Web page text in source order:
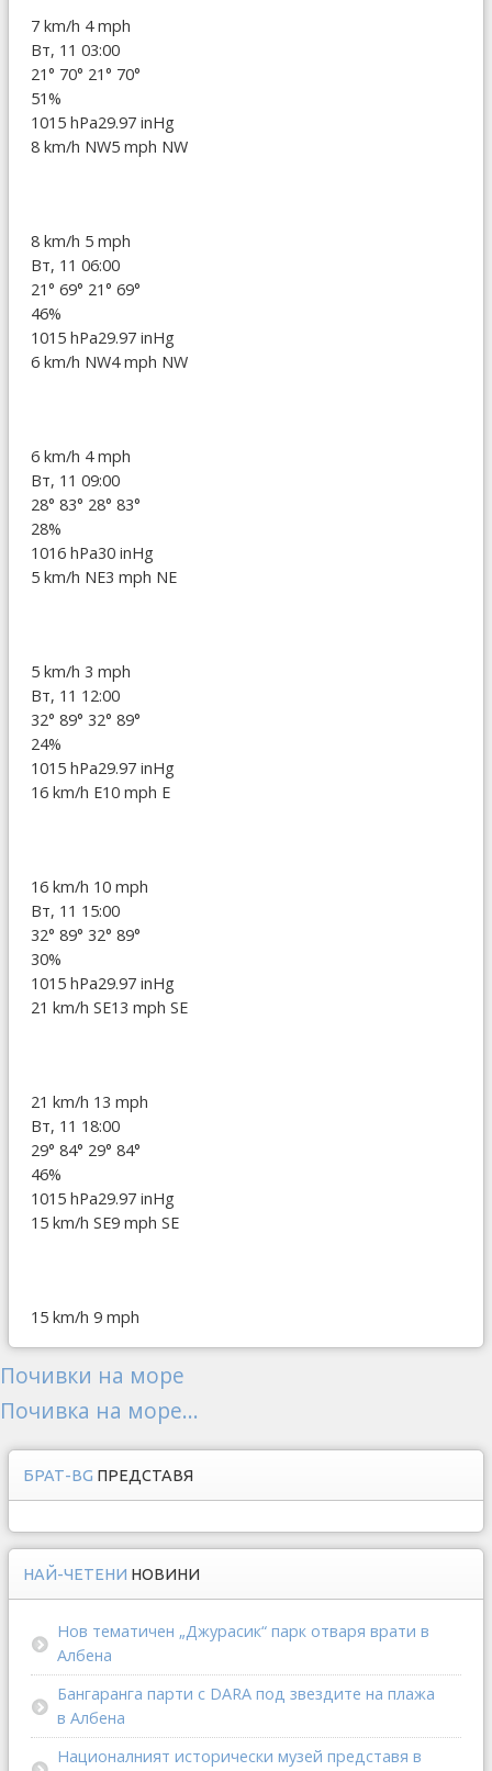
7 km/h 4 mph
Вт, 11 03:00
21° 70° 21° 70°
51%
1015 hPa29.97 inHg
8 km/h NW5 mph NW
8 km/h 5 mph
Вт, 11 06:00
21° 69° 21° 69°
46%
1015 hPa29.97 inHg
6 km/h NW4 mph NW
6 km/h 4 mph
Вт, 11 09:00
28° 83° 28° 83°
28%
1016 hPa30 inHg
5 km/h NE3 mph NE
5 km/h 3 mph
Вт, 11 12:00
32° 89° 32° 89°
24%
1015 hPa29.97 inHg
16 km/h E10 mph E
16 km/h 10 mph
Вт, 11 15:00
32° 89° 32° 89°
30%
1015 hPa29.97 inHg
21 km/h SE13 mph SE
21 km/h 13 mph
Вт, 11 18:00
29° 84° 29° 84°
46%
1015 hPa29.97 inHg
15 km/h SE9 mph SE
15 km/h 9 mph
Почивки на море
Почивка на море...
БРАТ-BG ПРЕДСТАВЯ
НАЙ-ЧЕТЕНИ НОВИНИ
Нов тематичен „Джурасик“ парк отваря врати в
Албена
Бангаранга парти с DARA под звездите на плажа
в Албена
Националният исторически музей представя в